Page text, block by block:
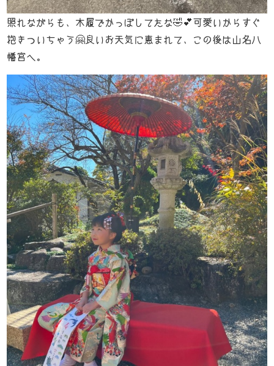
照れながらも、木履でかっぽしてたな🤣💕可愛いからすぐ
抱きついちゃう🤗良いお天気に恵まれて、この後は山名八
幡宮へ。